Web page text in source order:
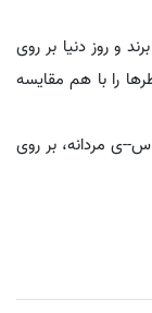
و روز دنیا بر روی
را با هم مقایسه
برای دیدن مشخصات کامل یا قیمت عطر ریو 2i2 س--ی مردانه، بر روی